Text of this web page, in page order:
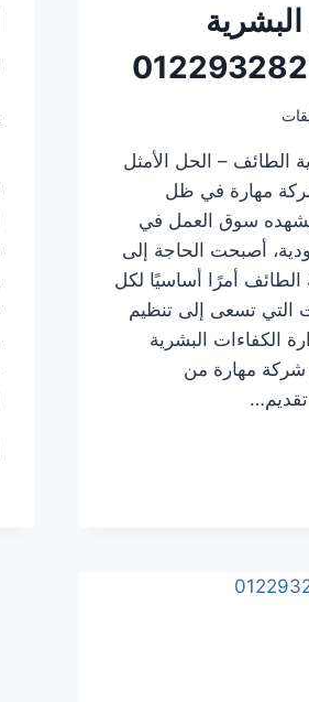
الطائف – الحل الأمثل
مهارة في ظل
يشهده سوق العمل في
أصبحت الحاجة إلى
الطائف أمرًا أساسيًا لكل
التي تسعى إلى تنظيم
الكفاءات البشرية
شركة مهارة من